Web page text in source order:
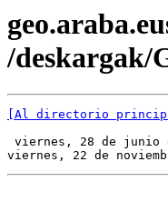
/deskargak/
[Al directorio
viernes, 28 de
viernes, 22 de